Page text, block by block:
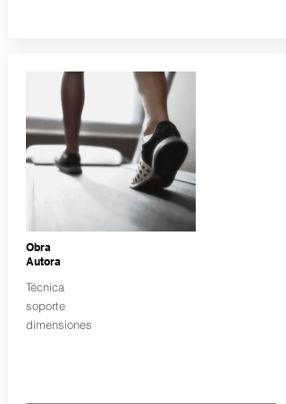
Obra
Autora
Técnica
soporte
dimensiones